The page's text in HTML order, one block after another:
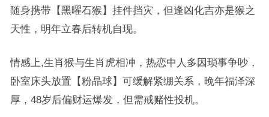
随身携带【黑曜石猴】挂件挡灾，但逢凶化吉亦是猴之
天性，明年立春后转机自现。
情感上,生肖猴与生肖虎相冲，热恋中人多因琐事争吵，
卧室床头放置【粉晶球】可缓解紧绷关系，晚年福泽深
厚，48岁后偏财运爆发，但需戒赌性投机。